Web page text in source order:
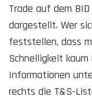
Trade auf dem
dargestellt. Wer
feststellen, dass
Schnelligkeit
Informationen
rechts die T&S-